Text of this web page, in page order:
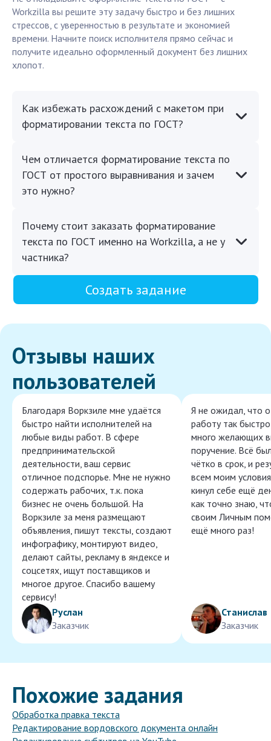
Workzilla вы решите эту задачу быстро и без лишних
стрессов, с уверенностью в результате и экономией
времени. Начните поиск исполнителя прямо сейчас и
получите идеально оформленный документ без лишних
хлопот.
Как избежать расхождений с макетом при
форматировании текста по ГОСТ?
Чем отличается форматирование текста по
ГОСТ от простого выравнивания и зачем
это нужно?
Почему стоит заказать форматирование
текста по ГОСТ именно на Workzilla, а не у
частника?
Создать задание
Отзывы наших
пользователей
Благодаря Воркзиле мне удаётся
быстро найти исполнителей на
любые виды работ. В сфере
предпринимательской
деятельности, ваш сервис
отличное подспорье. Мне не нужно
содержать рабочих, т.к. пока
бизнес не очень большой. На
Воркзиле за меня размещают
объявления, пишут тексты, создают
инфографику, монтируют видео,
делают сайты, рекламу в яндексе и
соцсетях, ищут поставщиков и
многое другое. Спасибо вашему
сервису!
Руслан
Заказчик
Я не ожидал, что
работу так
много желающих
поручение. Всё
чётко в срок, и
всем моим
кинул себе ещё
как точно знаю,
своим Личным
ещё много раз!
Станислав
Заказчик
Похожие задания
Обработка правка текста
Редактирование вордовского документа онлайн